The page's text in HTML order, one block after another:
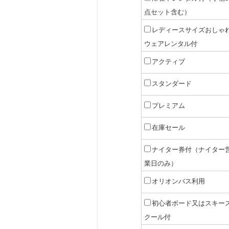
点セット含む）
レディースサイズおしゃ
ウェアレンタル付
アクティブ
スタンダード
プレミアム
在庫セール
ナイター券付（ナイター
業日のみ）
オリオンバス利用
初心者ボード又はスキー
クール付